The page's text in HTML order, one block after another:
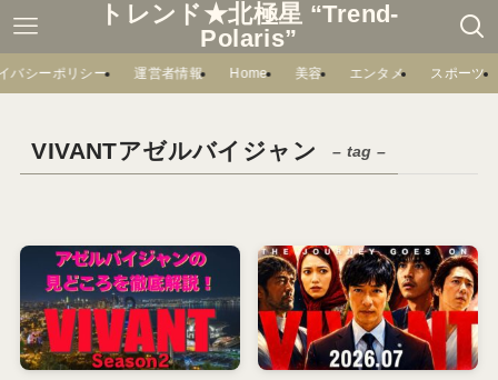
トレンド★北極星 “Trend-
Polaris”
バシーポリシー 運営者情報 Home 美容 エンタメ スポーツ
VIVANTアゼルバイジャン – tag –